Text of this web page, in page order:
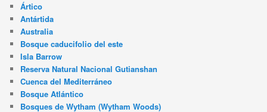
Ártico
Antártida
Australia
Bosque caducifolio del este
Isla Barrow
Reserva Natural Nacional Gutianshan
Cuenca del Mediterráneo
Bosque Atlántico
Bosques de Wytham (Wytham Woods)